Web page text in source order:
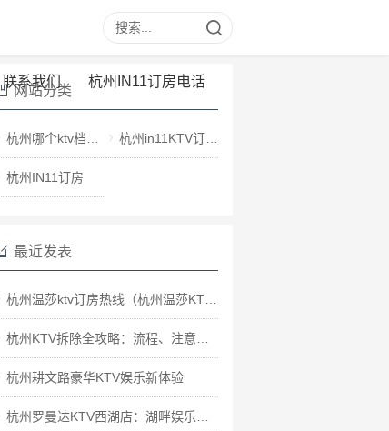
联系我们 杭州IN11订房电话
网站分类
杭州哪个ktv档次最高 杭州in11KTV订房电话多少
杭州IN11订房
最近发表
杭州温莎ktv订房热线（杭州温莎KTV预约热线）
杭州KTV拆除全攻略：流程、注意事项与环保指南
杭州耕文路豪华KTV娱乐新体验
杭州罗曼达KTV西湖店：湖畔娱乐新地标